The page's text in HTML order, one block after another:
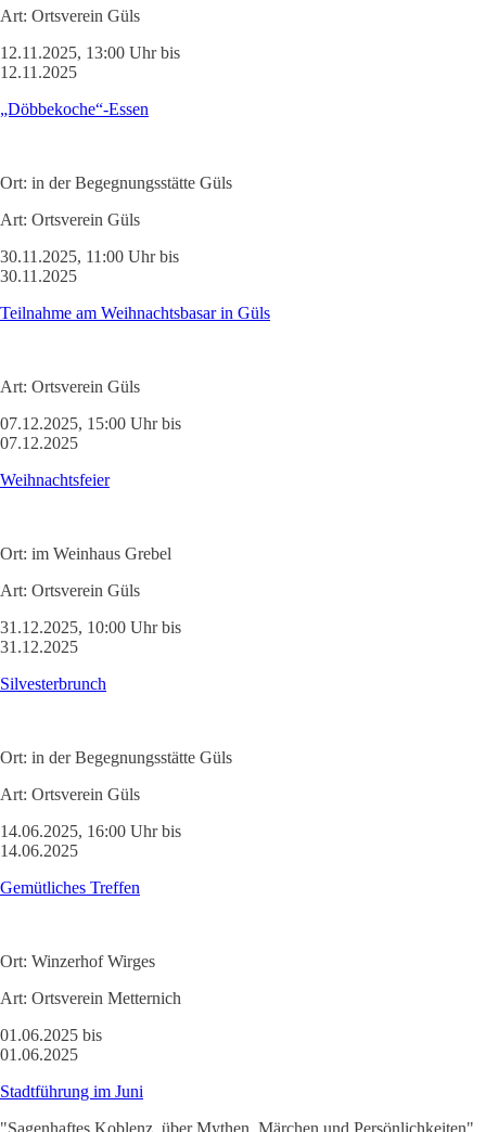
Art: Ortsverein Güls
12.11.2025, 13:00 Uhr bis
12.11.2025
„Döbbekoche“-Essen
Ort: in der Begegnungsstätte Güls
Art: Ortsverein Güls
30.11.2025, 11:00 Uhr bis
30.11.2025
Teilnahme am Weihnachtsbasar in Güls
Art: Ortsverein Güls
07.12.2025, 15:00 Uhr bis
07.12.2025
Weihnachtsfeier
Ort: im Weinhaus Grebel
Art: Ortsverein Güls
31.12.2025, 10:00 Uhr bis
31.12.2025
Silvesterbrunch
Ort: in der Begegnungsstätte Güls
Art: Ortsverein Güls
14.06.2025, 16:00 Uhr bis
14.06.2025
Gemütliches Treffen
Ort: Winzerhof Wirges
Art: Ortsverein Metternich
01.06.2025 bis
01.06.2025
Stadtführung im Juni
"Sagenhaftes Koblenz, über Mythen, Märchen und Persönlichkeiten"